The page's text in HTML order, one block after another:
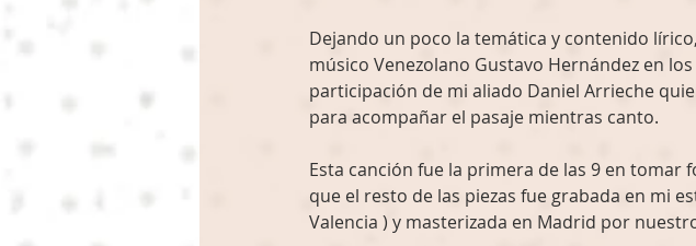
Dejando un poco la temática y contenido
músico Venezolano Gustavo Hernández en
participación de mi aliado Daniel Arrieche
para acompañar el pasaje mientras canto.
Esta canción fue la primera de las 9 en
que el resto de las piezas fue grabada en mi
Valencia ) y masterizada en Madrid por